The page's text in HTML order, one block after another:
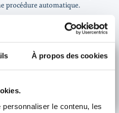
À propos des cookies
le contenu, les
procédure automatique.
automatismes